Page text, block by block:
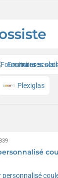
Fournitures
Plexiglas